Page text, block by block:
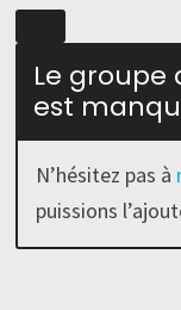
Le groupe
est
N’hésitez pas à
puissions